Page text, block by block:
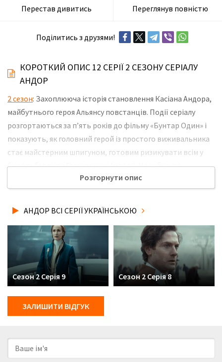
Перестав дивитись Переглянув повністю
Поділитись з друзями!
КОРОТКИЙ ОПИС 12 СЕРІЇ 2 СЕЗОНУ СЕРІАЛУ
АНДОР
2 сезон: Захоплююча історія становлення Касіана Андора,
майбутнього героя Альянсу повстанців. Події серіалу
розгортаються за п’ять років до фільму «Бунтар Один» і
показують, як головний герой із простого виживальника
стає майстерним шпигуном, готовим ризикувати всім у
боротьбі проти Галактичної Імперії. Не забудьте
розповісти друзям, де Ви дивились нову 12 серію 2 сезону
українськими субтитрами!
Розгорнути опис
АНДОР ВСІ СЕРІЇ УКРАЇНСЬКОЮ
Сезон 2 Серія 9 Сезон 2 Серія 8
ЗАЛИШИТИ ВІДГУК